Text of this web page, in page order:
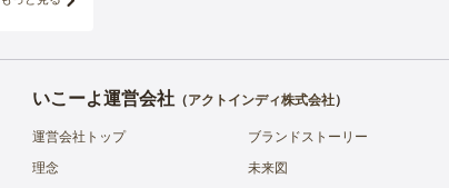
いこーよ運営会社（アクトインディ株式会社）
運営会社トップ
ブランドストーリー
理念
未来図